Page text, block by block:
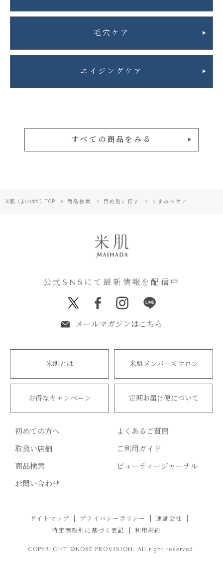
毛穴ケア
エイジングケア
すべての商品をみる
米肌（まいはだ）TOP 商品検索 目的別に探す くすみ※ケア
公式SNSにて最新情報を配信中
メールマガジンはこちら
米肌とは 米肌メンバーズサロン
お得なキャンペーン 定期お届け便について
初めての方へ
よくあるご質問
取扱い店舗
ご利用ガイド
商品検索
ビューティージャーナル
お問い合わせ
サイトマップ プライバシーポリシー
運営会社
特定商取引に基づく表記
利用規約
COPYRIGHT ©KOSÉ PROVISION. All right reserved.